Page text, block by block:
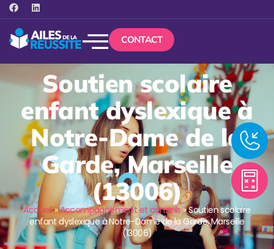
CONTACT
Soutien scolaire
enfant dyslexique à
Notre-Dame de la
Garde, Marseille
(13006)
Accueil»Accompagnement et conseils»Soutien scolaire
enfant dyslexique à Notre-Dame de la Garde, Marseille
(13006)